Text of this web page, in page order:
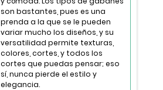
son bastantes, pues es una
prenda a la que se le pueden
variar mucho los diseños, y su
versatilidad permite texturas,
colores, cortes, y todos los
cortes que puedas pensar; eso
sí, nunca pierde el estilo y
elegancia.